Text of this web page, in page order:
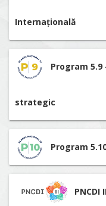
Internațională
Program
strategic
Program
PNCDI